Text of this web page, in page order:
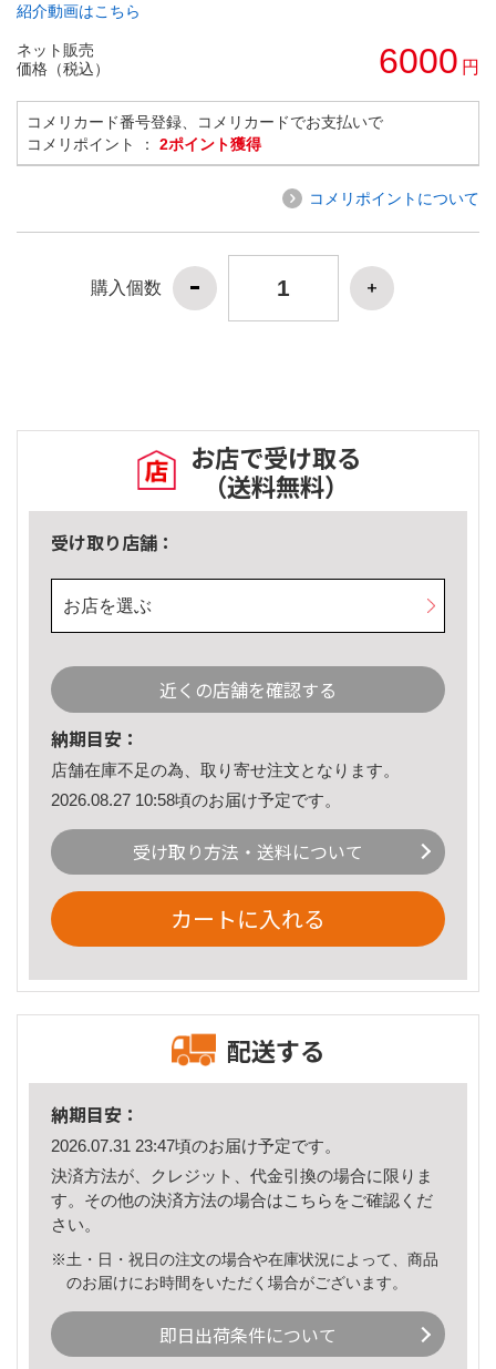
紹介動画はこちら
ネット販売
価格（税込）
6000 円
コメリカード番号登録、コメリカードでお支払いで
コメリポイント ： 2ポイント獲得
コメリポイントについて
購入個数
お店で受け取る
（送料無料）
受け取り店舗：
お店を選ぶ
近くの店舗を確認する
納期目安：
店舗在庫不足の為、取り寄せ注文となります。
2026.08.27 10:58頃のお届け予定です。
受け取り方法・送料について
カートに入れる
配送する
納期目安：
2026.07.31 23:47頃のお届け予定です。
決済方法が、クレジット、代金引換の場合に限りま
す。その他の決済方法の場合はこちら をご確認くだ
さい。
※土・日・祝日の注文の場合や在庫状況によって、商品
のお届けにお時間をいただく場合がございます。
即日出荷条件について